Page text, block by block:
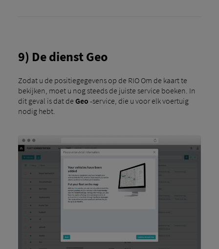
9) De dienst Geo
Zodat u de positiegegevens op de RIO Om de kaart te
bekijken, moet u nog steeds de juiste service boeken. In
dit geval is dat de Geo -service, die u voor elk voertuig
nodig hebt.